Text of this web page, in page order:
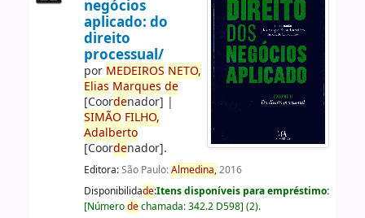
negócios
aplicado: do
direito
processual/
por MEDEIROS NETO,
Elias Marques de
[Coordenador] |
SIMÃO FILHO,
Adalberto
[Coordenador].
Editora:São Paulo:Almedina,2016
Disponibilidade:Itens disponíveis para empréstimo:
[Númerodechamada:342.2 D598] (2).